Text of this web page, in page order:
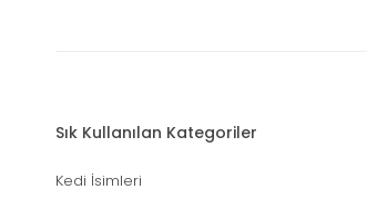
Sık Kullanılan Kategoriler
Kedi İsimleri